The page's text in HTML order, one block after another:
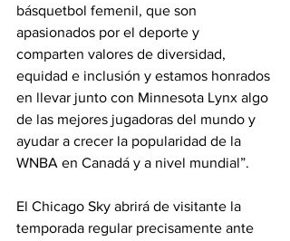
básquetbol femenil, que son
apasionados por el deporte y
comparten valores de diversidad,
equidad e inclusión y estamos honrados
en llevar junto con Minnesota Lynx algo
de las mejores jugadoras del mundo y
ayudar a crecer la popularidad de la
WNBA en Canadá y a nivel mundial”.
El Chicago Sky abrirá de visitante la
temporada regular precisamente ante